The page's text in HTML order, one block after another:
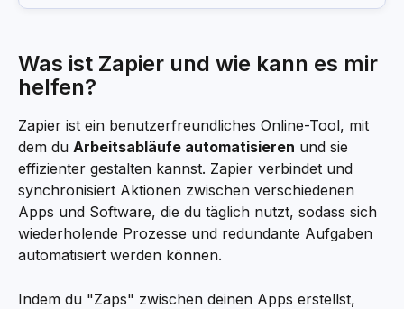
Was ist Zapier und wie kann es mir
helfen?
Zapier ist ein benutzerfreundliches Online-Tool, mit
dem du Arbeitsabläufe automatisieren und sie
effizienter gestalten kannst. Zapier verbindet und
synchronisiert Aktionen zwischen verschiedenen
Apps und Software, die du täglich nutzt, sodass sich
wiederholende Prozesse und redundante Aufgaben
automatisiert werden können.
Indem du "Zaps" zwischen deinen Apps erstellst,